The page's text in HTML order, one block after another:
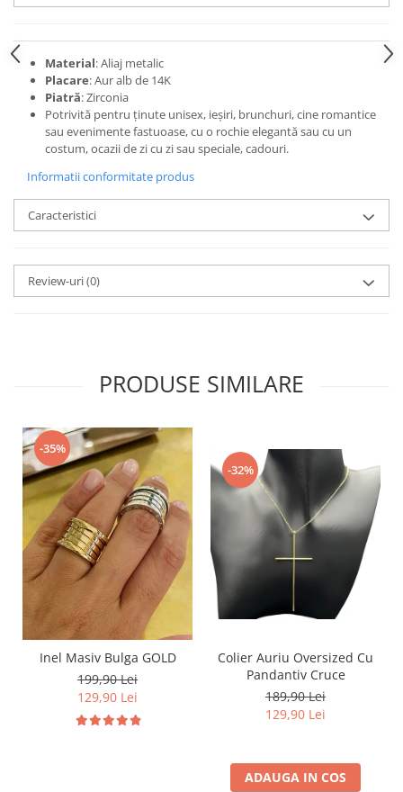
Material: Aliaj metalic
Placare: Aur alb de 14K
Piatră: Zirconia
Potrivită pentru ținute unisex, ieșiri, brunchuri, cine romantice
sau evenimente fastuoase, cu o rochie elegantă sau cu un
costum, ocazii de zi cu zi sau speciale, cadouri.
Informatii conformitate produs
Caracteristici
Review-uri(0)
PRODUSE SIMILARE
-35%
Inel Masiv Bulga GOLD
199,90 Lei
129,90 Lei
-32%
Colier Auriu Oversized Cu
Pandantiv Cruce
189,90 Lei
129,90 Lei
ADAUGA IN COS